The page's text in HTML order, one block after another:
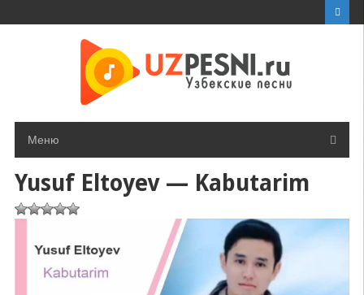
Меню
Yusuf Eltoyev — Kabutarim